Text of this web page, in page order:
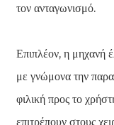
τον ανταγωνισμό.
Επιπλέον, η μηχανή
με γνώμονα την
φιλική προς το
επιτρέπουν στους